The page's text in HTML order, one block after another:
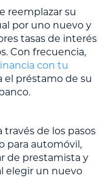
reemplazar su
por uno nuevo y
tasas de interés
Con frecuencia,
con tu
el préstamo de su
de los pasos
para automóvil,
de prestamista y
elegir un nuevo